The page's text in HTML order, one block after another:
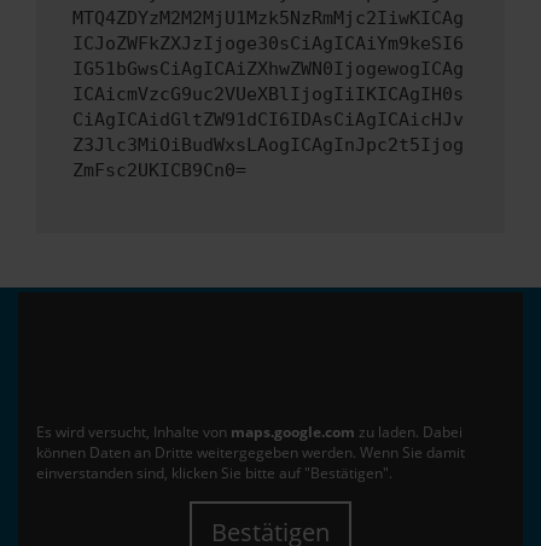
MTQ4ZDYzM2M2MjU1Mzk5NzRmMjc2IiwKICAg
ICJoZWFkZXJzIjoge30sCiAgICAiYm9keSI6
IG51bGwsCiAgICAiZXhwZWN0IjogewogICAg
ICAicmVzcG9uc2VUeXBlIjogIiIKICAgIH0s
CiAgICAidGltZW91dCI6IDAsCiAgICAicHJv
Z3Jlc3MiOiBudWxsLAogICAgInJpc2t5Ijog
ZmFsc2UKICB9Cn0=
Es wird versucht, Inhalte von maps.google.com zu laden. Dabei
können Daten an Dritte weitergegeben werden. Wenn Sie damit
einverstanden sind, klicken Sie bitte auf "Bestätigen".
Bestätigen